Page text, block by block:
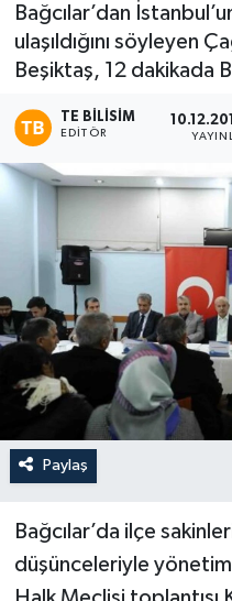
Bağcılar’dan
ulaşıldığını söyleyen
Beşiktaş, 12 dakikada
TE BILISIM
EDITÖR
Paylaş
Bağcılar’da ilçe
düşünceleriyle